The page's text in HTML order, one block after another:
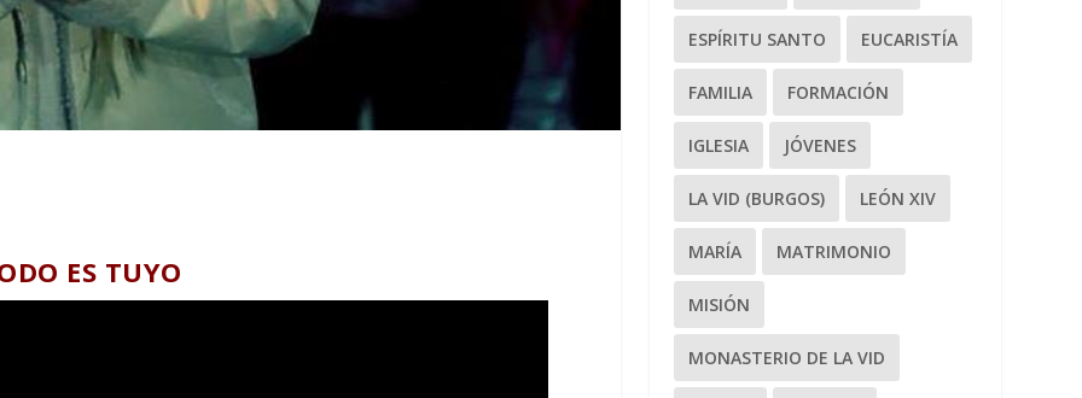
ES TUYO
ESPÍRITU SANTO EUCARISTÍA
FAMILIA FORMACIÓN
IGLESIA JÓVENES
LA VID (BURGOS) LEÓN XIV
MARÍA MATRIMONIO
MISIÓN
MONASTERIO DE LA VID